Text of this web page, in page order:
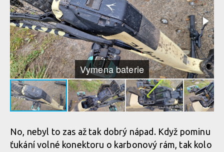
Vymena baterie
No, nebyl to zas až tak dobrý nápad. Když pominu
ťukání volné konektoru o karbonový rám, tak kolo